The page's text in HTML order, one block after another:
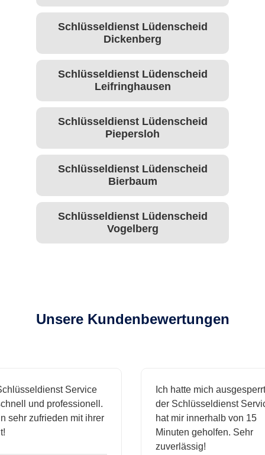
Schlüsseldienst Lüdenscheid
Dickenberg
Schlüsseldienst Lüdenscheid
Leifringhausen
Schlüsseldienst Lüdenscheid
Piepersloh
Schlüsseldienst Lüdenscheid
Bierbaum
Schlüsseldienst Lüdenscheid
Vogelberg
Unsere Kundenbewertungen
Service
und professionell.
zufrieden mit ihrer
Ich hatte mich ausgesperrt
der Schlüsseldienst Service
hat mir innerhalb von 15
Minuten geholfen. Sehr
zuverlässig!